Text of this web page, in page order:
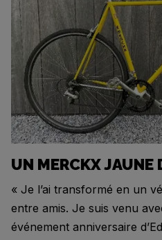
UN MERCKX JAUNE
« Je l’ai transformé en un
entre amis. Je suis venu
événement anniversaire